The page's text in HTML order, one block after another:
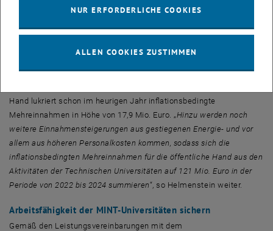
der Technischen Universitäten in Österreich kann ohne eine
öffentliche Unterstützung erscheint nicht nur hochschulpolitisch
Hand lukriert schon im heurigen Jahr inflationsbedingte
Mehreinnahmen in Höhe von 17,9 Mio. Euro. „Hinzu werden noch
weitere Einnahmensteigerungen aus gestiegenen Energie- und vor
allem aus höheren Personalkosten kommen, sodass sich die
inflationsbedingten Mehreinnahmen für die öffentliche Hand aus den
Aktivitäten der Technischen Universitäten auf 121 Mio. Euro in der
Periode von 2022 bis 2024 summieren“, so Helmenstein weiter.
Arbeitsfähigkeit der MINT-Universitäten sichern
Gemäß den Leistungsvereinbarungen mit dem
NUR ERFORDERLICHE COOKIES
ALLEN COOKIES ZUSTIMMEN